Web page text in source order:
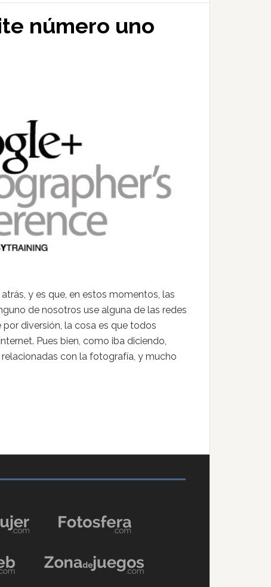
número uno
y es que, en estos momentos, las
de nosotros use alguna de las redes
diversión, la cosa es que todos
Pues bien, como iba diciendo,
relacionadas con la fotografía, y mucho